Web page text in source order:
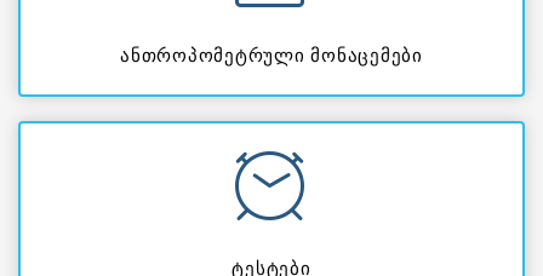
ანთროპომეტრული მონაცემები
ტესტები